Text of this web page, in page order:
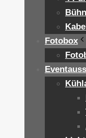
Fotobox